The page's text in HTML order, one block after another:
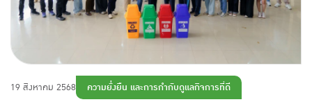
19 สิงหาคม 2568 ความยั่งยืน และการกำกับดูแลกิจการที่ดี